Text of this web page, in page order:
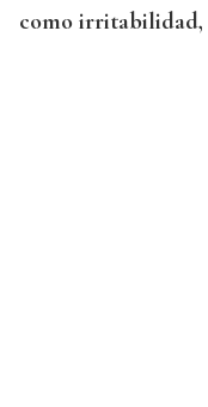
como irritabilidad,